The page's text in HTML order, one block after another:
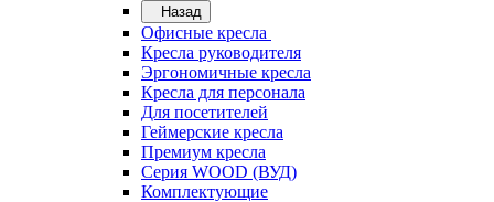
Назад
Офисные кресла
Кресла руководителя
Эргономичные кресла
Кресла для персонала
Для посетителей
Геймерские кресла
Премиум кресла
Серия WOOD (ВУД)
Комплектующие